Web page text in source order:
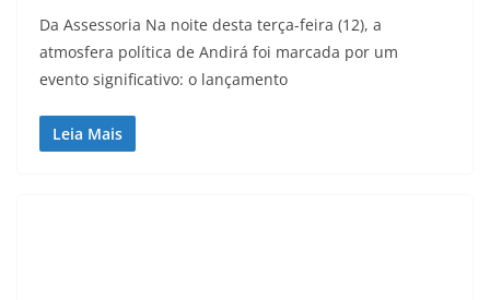
Da Assessoria Na noite desta terça-feira (12), a
atmosfera política de Andirá foi marcada por um
evento significativo: o lançamento
Leia Mais